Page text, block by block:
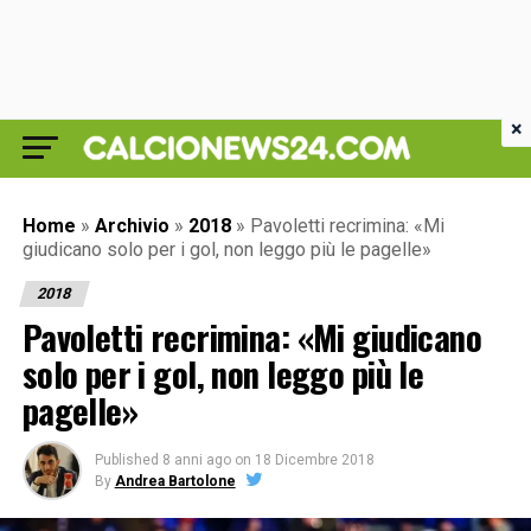
Home » Archivio » 2018 » Pavoletti recrimina: «Mi
giudicano solo per i gol, non leggo più le pagelle»
2018
Pavoletti recrimina: «Mi giudicano
solo per i gol, non leggo più le
pagelle»
Published 8 anni ago on 18 Dicembre 2018
By Andrea Bartolone
×